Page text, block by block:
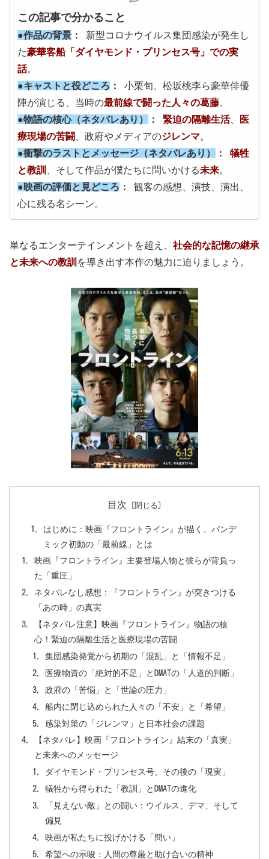
この記事で分かること
●作品の背景 ：
新型コロナウイルス集団感染が発生し
た豪華客船「ダイヤモンド・プリンセス号」での実
話。
●キャストと役どころ ：
小栗旬、松坂桃李ら豪華俳優
陣が演じる、当時の最前線で闘った人々の葛藤
●物語の核心（ネタバレあり）
： 緊迫の隔離生活、
医
療現場の苦闘
、政府やメディアのジレンマ
●衝撃のラストとメッセージ（ネタバレあり）
：
犠牲
と教訓
、そして作品が僕たちに問いかける未来
●映画の評価と見どころ ：
観客の感想、演技、演出、
心に残る名シーン。
単なるエンターテインメントを超え、 社会的な記憶の継承
と未来への教訓 を導き出す本作の魅力に迫りましょう。
目次
はじめに：映画『フロントライン』が描く、パンデ
ミック初動の「最前線」とは
映画『フロントライン』主要登場人物と彼らが背負っ
た「重圧」
ネタバレなし感想：『フロントライン』が突きつける
「あの時」の真実
【ネタバレ注意】映画『フロントライン』物語の核
心！緊迫の隔離生活と医療現場の苦闘
集団感染発覚から初期の「混乱」と「情報不足」
医療物資の「絶対的不足」とDMATの「人道的判断」
政府の「苦悩」と「世論の圧力」
船内に閉じ込められた人々の「不安」と「希望」
感染対策の「ジレンマ」と日本社会の課題
【ネタバレ】映画『フロントライン』結末の「真実」
と未来へのメッセージ
ダイヤモンド・プリンセス号、その後の「現実」
犠牲から得られた「教訓」とDMATの進化
「見えない敵」との闘い：ウイルス、デマ、そして
偏見
映画が私たちに投げかける「問い」
希望への示唆：人間の尊厳と助け合いの精神